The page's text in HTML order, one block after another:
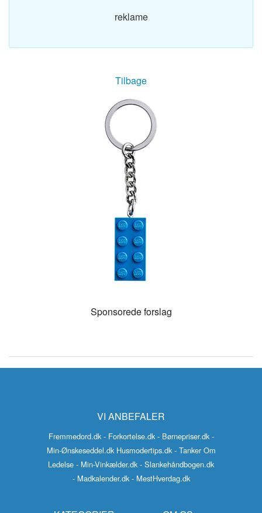
reklame
Tilbage
Sponsorede forslag
VI ANBEFALER
Fremmedord.dk - Forkortelse.dk - Børnepriser.dk -
Min-Ønskeseddel.dk Husmodertips.dk - Tanker Om
Ledelse - Min-Vinkælder.dk - Slankehåndbogen.dk
- Madkalender.dk - MestHverdag.dk